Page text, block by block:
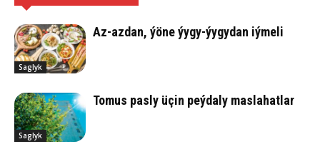
Saglyk
Az-azdan, ýöne ýygy-ýygydan iýmeli
Saglyk
Tomus pasly üçin peýdaly maslahatlar